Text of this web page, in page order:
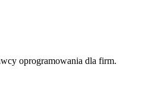
oprogramowania dla firm.